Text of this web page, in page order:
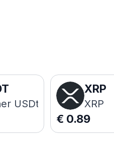
USDt
XRP
XRP
€ 0.89